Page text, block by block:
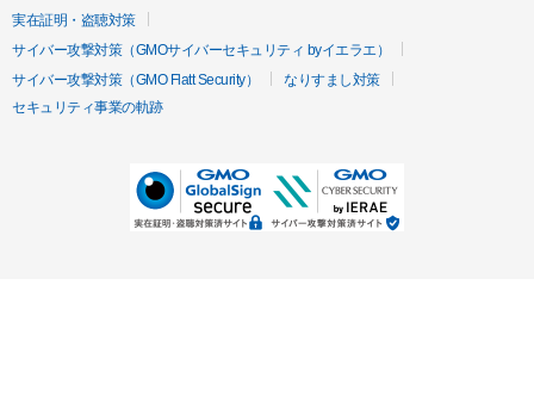
実在証明・盗聴対策
サイバー攻撃対策（GMOサイバーセキュリティ byイエラエ）
サイバー攻撃対策（GMO Flatt Security）
なりすまし対策
セキュリティ事業の軌跡